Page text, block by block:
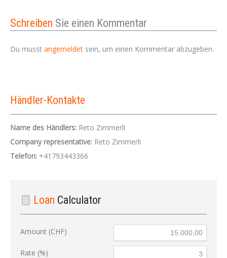
Schreiben Sie einen Kommentar
Du musst angemeldet sein, um einen Kommentar abzugeben.
Händler-Kontakte
Name des Händlers: Reto Zimmerli
Company representative: Reto Zimmerli
Telefon: +41793443366
Loan Calculator
Amount (CHF)
Rate (%)